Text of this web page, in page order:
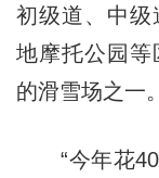
初级道、中级
地摩托公园等
的滑雪场之一。
“今年花400